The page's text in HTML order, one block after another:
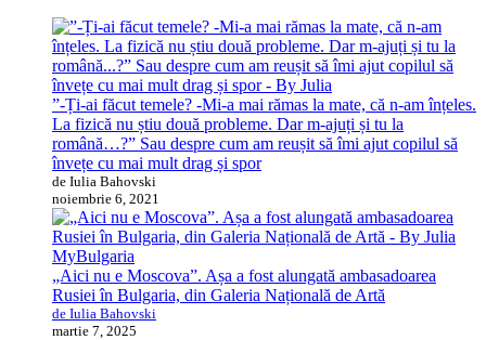
”-Ți-ai făcut temele? -Mi-a mai rămas la mate, că n-am înțeles.
La fizică nu știu două probleme. Dar m-ajuți și tu la
română…?” Sau despre cum am reușit să îmi ajut copilul să
învețe cu mai mult drag și spor
de Iulia Bahovski
noiembrie 6, 2021
MyBulgaria
„Aici nu e Moscova”. Așa a fost alungată ambasadoarea
Rusiei în Bulgaria, din Galeria Națională de Artă
de Iulia Bahovski
martie 7, 2025